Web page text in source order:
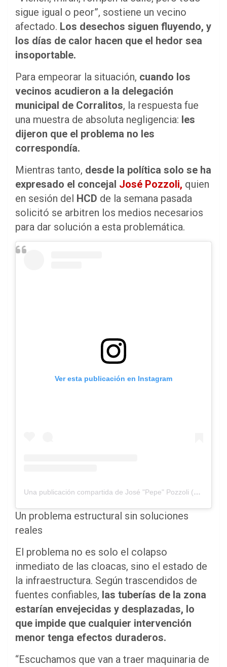
sigue igual o peor”, sostiene un vecino
afectado. Los desechos siguen fluyendo, y
los días de calor hacen que el hedor sea
insoportable.
Para empeorar la situación, cuando los
vecinos acudieron a la delegación
municipal de Corralitos, la respuesta fue
una muestra de absoluta negligencia: les
dijeron que el problema no les
correspondía.
Mientras tanto, desde la política solo se ha
expresado el concejal José Pozzoli, quien
en sesión del HCD de la semana pasada
solicitó se arbitren los medios necesarios
para dar solución a esta problemática.
Ver esta publicación en Instagram
Una publicación compartida de José "Pepe" Pozzoli (@jpozzoli.mza)
Un problema estructural sin soluciones
reales
El problema no es solo el colapso
inmediato de las cloacas, sino el estado de
la infraestructura. Según trascendidos de
fuentes confiables, las tuberías de la zona
estarían envejecidas y desplazadas, lo
que impide que cualquier intervención
menor tenga efectos duraderos.
“Escuchamos que van a traer maquinaria de